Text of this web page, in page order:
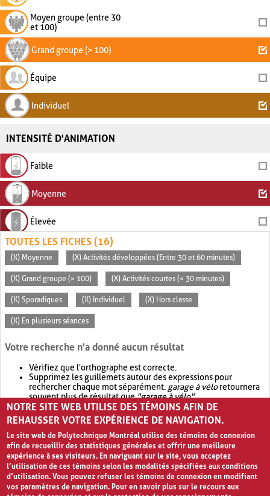
Moyen groupe (entre 30
et 100)
Grand groupe (> 100)
Équipe
Individuel
INTENSITÉ D'ANIMATION
Faible
Moyenne
Élevée
TOUTES LES FICHES (16)
(X) Moyenne (X) Activités développées (Entre 30 et 60 minutes)
(X) Grand groupe (> 100) (X) Activités courtes (< 30 minutes)
(X) Sporadiques (X) Individuel (X) Hors classe
(X) En plusieurs séances
Votre recherche n'a donné aucun résultat
Vérifiez que l'orthographe est correcte.
Supprimez les guillemets autour des expressions pour
rechercher chaque mot séparément. garage à véloretournera
souvent plus de résultat que"garage à vélo".
Envisagez d'élargir votre recherche avec OR.garage OR vélo
retournera souvent plus de résultat quegarage à vélo
NOTRE SITE WEB UTILISE DES TÉMOINS AFIN DE
REHAUSSER VOTRE EXPÉRIENCE DE NAVIGATION.
Le site web de Polytechnique Montréal utilise des témoins de connexion
afin de recueillir des statistiques générales et offrir une meilleure
expérience à ses visiteurs. En naviguant sur le site, vous acceptez
l’utilisation de ces témoins selon les modalités spécifiées aux conditions
d’utilisation. Vous pouvez refuser les témoins de connexion en modifiant
vos paramètres de navigation. Pour en savoir plus sur le recours aux